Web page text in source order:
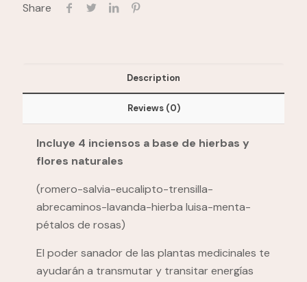
Share
Description
Reviews (0)
Incluye 4 inciensos a base de hierbas y
flores naturales
(romero-salvia-eucalipto-trensilla-
abrecaminos-lavanda-hierba luisa-menta-
pétalos de rosas)
El poder sanador de las plantas medicinales te
ayudarán a transmutar y transitar energías